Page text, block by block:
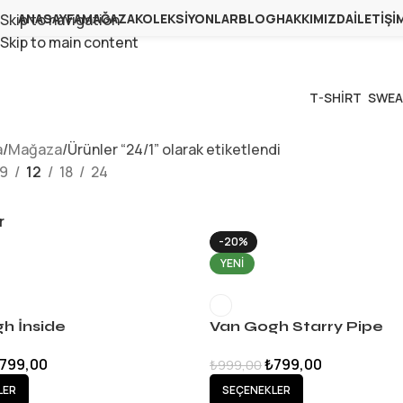
Skip to navigation
Skip to main content
Taksitİmkanı!I Qurella10 %10 İndirim Kodunu Almayı
ANASAYFAMAĞAZAKOLEKSIYONLARBLOGHAKKIMIZDA
T-SHIRT
Mağaza Ürünler “24/1” olarak etiketlendi
9
12 18 24
İnside
799,00
-20%
YENI
Van Gogh Starry Pipe
₺999,00₺799,00
SEÇENEKLER